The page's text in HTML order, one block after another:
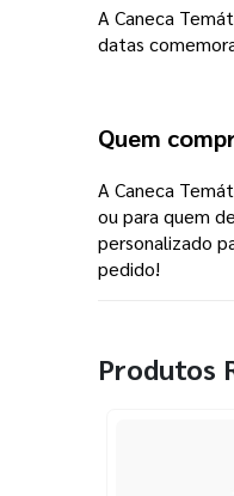
A Caneca
datas
Quem
A Caneca
ou para quem
personalizado
pedido!
Produtos